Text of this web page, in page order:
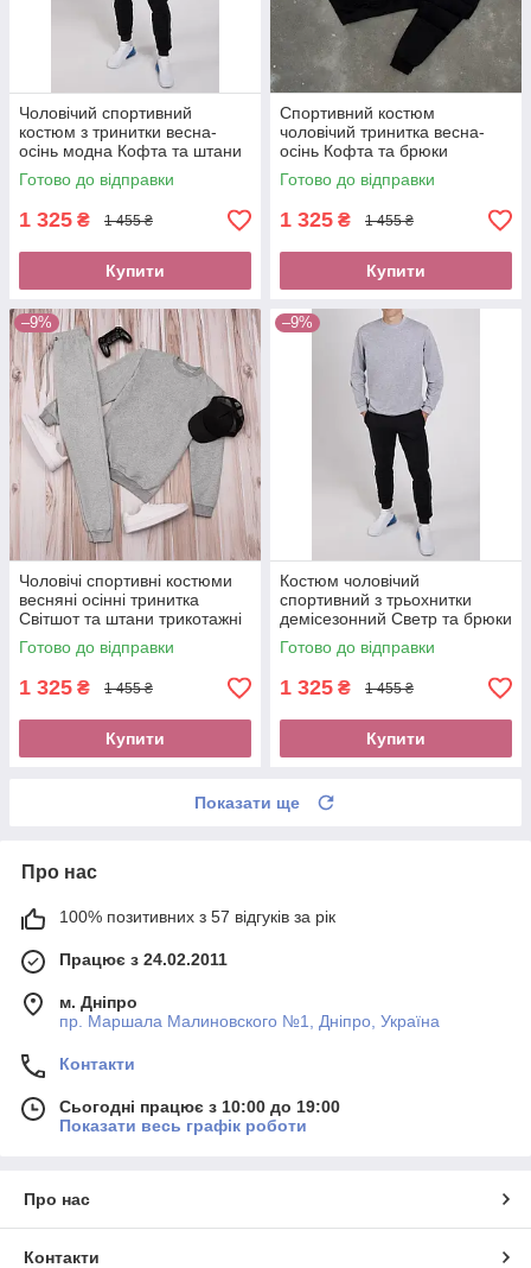
Чоловічий спортивний
костюм з тринитки весна-
осінь модна Кофта та штани
трикотажні Оплата при
отриманні новою поштою
післяплата
Готово до відправки
1 325 ₴ 1 455 ₴
Купити
Спортивний костюм
чоловічий тринитка весна-
осінь Кофта та брюки
трикотажні Купити без
передоплати нова пошта
Обрати розмір костюму
Готово до відправки
1 325 ₴ 1 455 ₴
Купити
–9%
Чоловічі спортивні костюми
весняні осінні тринитка
Світшот та штани трикотажні
без передоплати новою
поштою Якісний одяг хлопцю
Готово до відправки
1 325 ₴ 1 455 ₴
Купити
–9%
Костюм чоловічий
спортивний з трьохнитки
демісезонний Светр та брюки
повсякденні Підібрати розмір
костюма хлопцю модний
Одяг
Готово до відправки
1 325 ₴ 1 455 ₴
Купити
Показати ще
Про нас
100% позитивних з 57 відгуків за рік
Працює з 24.02.2011
м. Дніпро
пр. Маршала Малиновского №1, Дніпро, Україна
Контакти
Сьогодні працює з 10:00 до 19:00
Показати весь графік роботи
Про нас
Контакти